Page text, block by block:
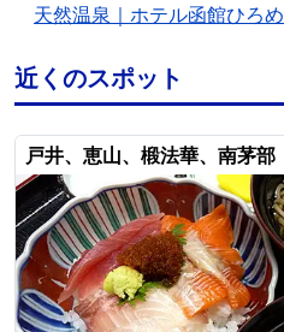
天然温泉｜ホテル函館ひろ
近くのスポット
戸井、恵山、椴法華、南茅部